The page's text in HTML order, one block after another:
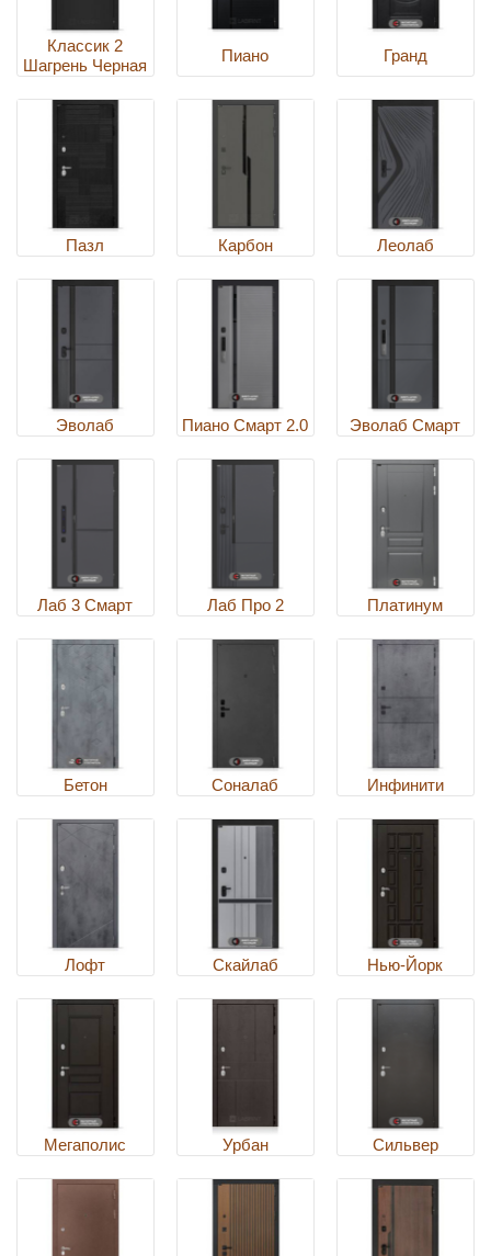
Классик 2
Шагрень Черная
Пиано Гранд
Пазл Карбон Леолаб
Эволаб Пиано Смарт 2.0 Эволаб Смарт
Лаб 3 Смарт Лаб Про 2 Платинум
Бетон Соналаб Инфинити
Лофт Скайлаб Нью-Йорк
Мегаполис Урбан Сильвер